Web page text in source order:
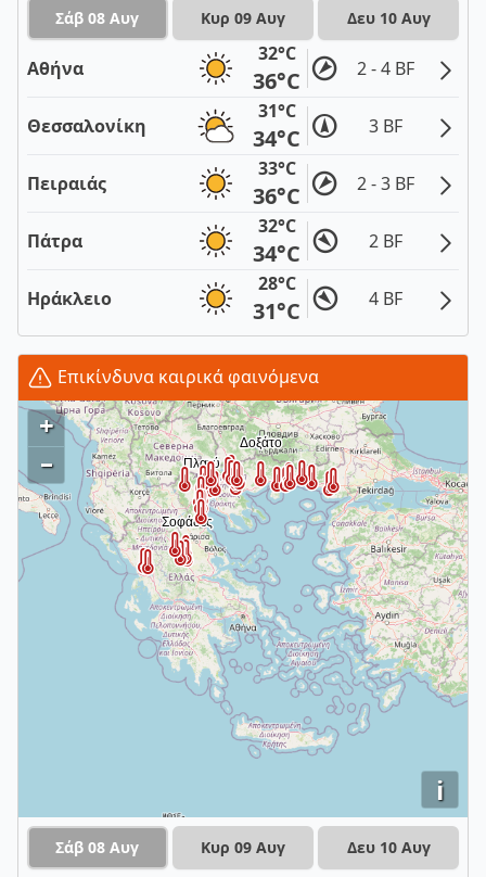
Σάβ 08 Αυγ Κυρ 09 Αυγ Δευ 10 Αυγ
Αθήνα
32°C
36°C 2 - 4 BF
Θεσσαλονίκη
31°C
34°C 3 BF
Πειραιάς
33°C
36°C 2 - 3 BF
Πάτρα
32°C
34°C 2 BF
Ηράκλειο
28°C
31°C 4 BF
Επικίνδυνα καιρικά φαινόμενα
i
+
–
Σάβ 08 Αυγ Κυρ 09 Αυγ Δευ 10 Αυγ